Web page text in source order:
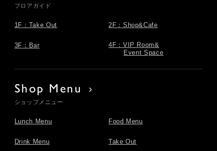
フロアガイド
1F：Take Out 2F：Shop&Cafe
3F：Bar
4F：VIP Room&
Event Space
Shop Menu
ショップメニュー
Lunch Menu Food Menu
Drink Menu Take Out